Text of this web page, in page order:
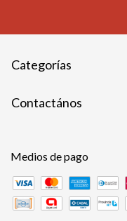
Categorías
Contactános
Medios de pago